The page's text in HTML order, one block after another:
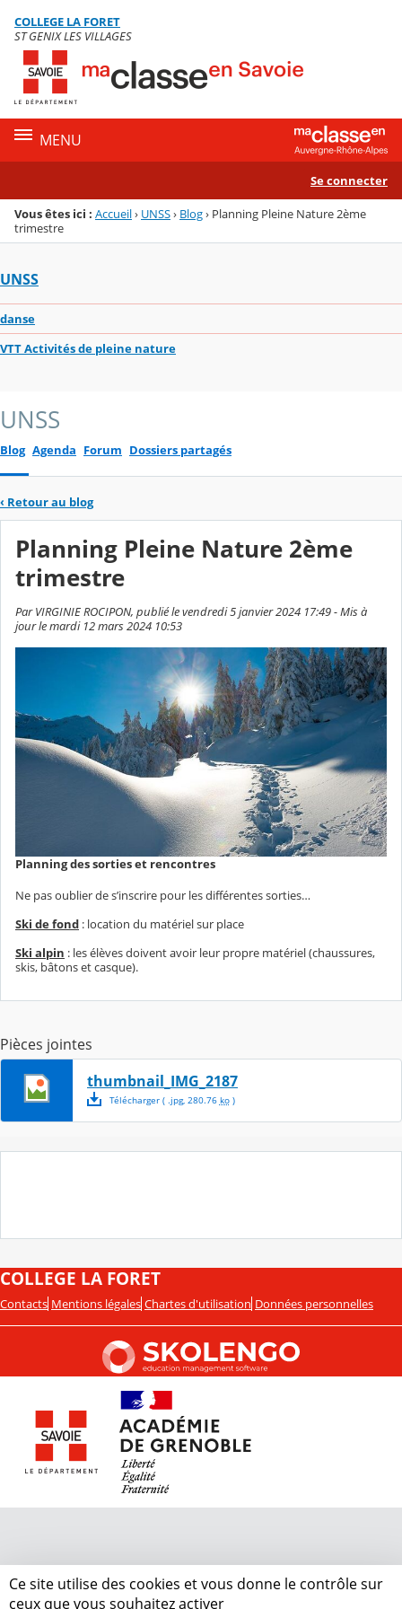
Menu de la rubrique
Contenu
COLLEGE LA FORET
ST GENIX LES VILLAGES
MENU
Se connecter
Vous êtes ici : Accueil› UNSS› Blog› Planning Pleine Nature 2ème
trimestre
UNSS
danse
VTT Activités de pleine nature
UNSS
Blog Agenda Forum Dossiers partagés
‹ Retour au blog
Planning Pleine Nature 2ème
trimestre
Par VIRGINIE ROCIPON, publié le vendredi 5 janvier 2024 17:49 - Mis à
jour le mardi 12 mars 2024 10:53
Planning des sorties et rencontres
Ne pas oublier de s’inscrire pour les différentes sorties…
Ski de fond : location du matériel sur place
Ski alpin : les élèves doivent avoir leur propre matériel (chaussures,
skis, bâtons et casque).
Pièces jointes
thumbnail_IMG_2187
Télécharger( .jpg, 280.76 ko)
COLLEGE LA FORET
Contacts Mentions légales Chartes d'utilisation Données personnelles
Ce site utilise des cookies et vous donne le contrôle sur
ceux que vous souhaitez activer